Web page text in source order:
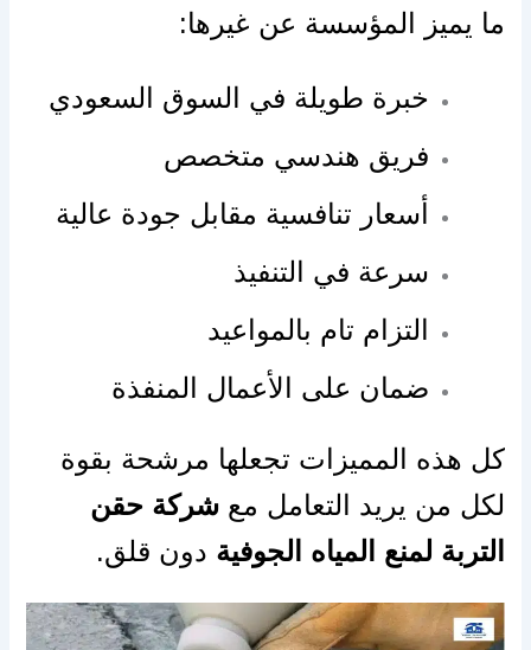
ما يميز المؤسسة عن غيرها:
خبرة طويلة في السوق السعودي
فريق هندسي متخصص
أسعار تنافسية مقابل جودة عالية
سرعة في التنفيذ
التزام تام بالمواعيد
ضمان على الأعمال المنفذة
كل هذه المميزات تجعلها مرشحة بقوة
لكل من يريد التعامل معشركة حقن
التربة لمنع المياه الجوفية دون قلق.